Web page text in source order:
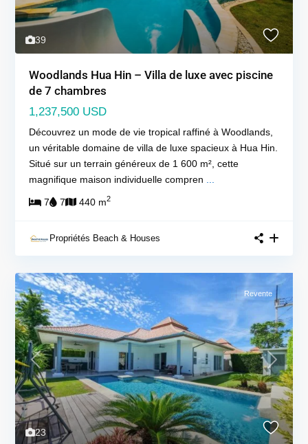
39
Woodlands Hua Hin – Villa de luxe avec piscine
de 7 chambres
1,237,500 USD
Découvrez un mode de vie tropical raffiné à Woodlands,
un véritable domaine de villa de luxe spacieux à Hua Hin.
Situé sur un terrain généreux de 1 600 m², cette
magnifique maison individuelle compren
7 7 440 m2
Propriétés Beach & Houses
23
Previous Next
Revente